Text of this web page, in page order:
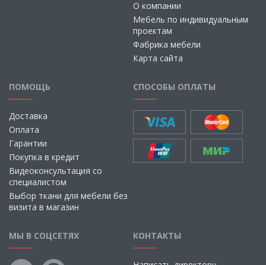
О компании
Мебель по индивидуальным
проектам
Фабрика мебели
Карта сайта
ПОМОЩЬ
Доставка
Оплата
Гарантии
Покупка в кредит
Видеоконсультация со
специалистом
Выбор ткани для мебели без
визита в магазин
СПОСОБЫ ОПЛАТЫ
МЫ В СОЦСЕТЯХ КОНТАКТЫ